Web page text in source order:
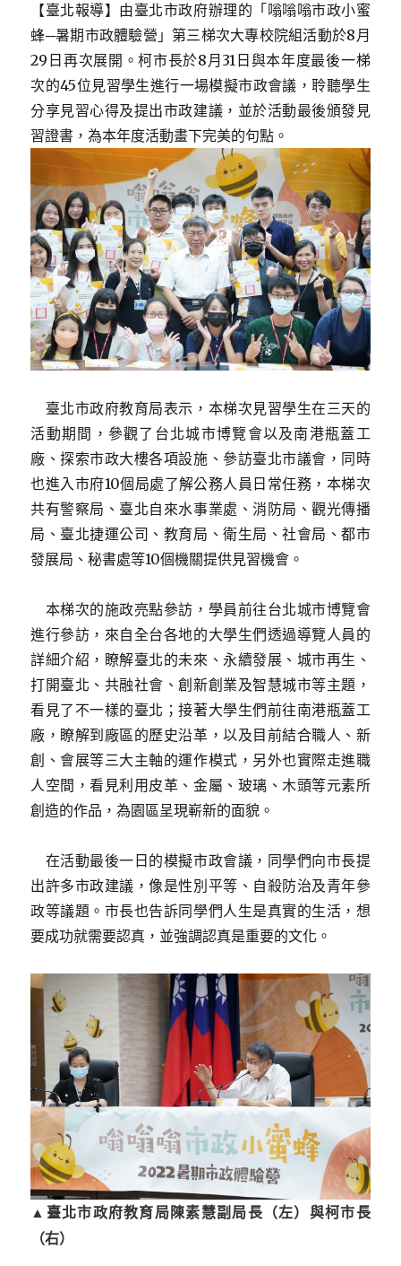
【臺北報導】由臺北市政府辦理的「嗡嗡嗡市政小蜜
蜂─暑期市政體驗營」第三梯次大專校院組活動於8月
29日再次展開。柯市長於8月31日與本年度最後一梯
次的45位見習學生進行一場模擬市政會議，聆聽學生
分享見習心得及提出市政建議，並於活動最後頒發見
習證書，為本年度活動畫下完美的句點。
臺北市政府教育局表示，本梯次見習學生在三天的
活動期間，參觀了台北城市博覽會以及南港瓶蓋工
廠、探索市政大樓各項設施、參訪臺北市議會，同時
也進入市府10個局處了解公務人員日常任務，本梯次
共有警察局、臺北自來水事業處、消防局、觀光傳播
局、臺北捷運公司、教育局、衛生局、社會局、都市
發展局、秘書處等10個機關提供見習機會。
本梯次的施政亮點參訪，學員前往台北城市博覽會
進行參訪，來自全台各地的大學生們透過導覽人員的
詳細介紹，瞭解臺北的未來、永續發展、城市再生、
打開臺北、共融社會、創新創業及智慧城市等主題，
看見了不一樣的臺北；接著大學生們前往南港瓶蓋工
廠，瞭解到廠區的歷史沿革，以及目前結合職人、新
創、會展等三大主軸的運作模式，另外也實際走進職
人空間，看見利用皮革、金屬、玻璃、木頭等元素所
創造的作品，為園區呈現嶄新的面貌。
在活動最後一日的模擬市政會議，同學們向市長提
出許多市政建議，像是性別平等、自殺防治及青年參
政等議題。市長也告訴同學們人生是真實的生活，想
要成功就需要認真，並強調認真是重要的文化。
▲臺北市政府教育局陳素慧副局長（左）與柯市長
（右）